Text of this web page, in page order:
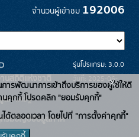
จำนวนผู้เข้าชม 192006
นสถิติแห่งชาติ
ลภาครัฐ
รมบัญชีข้อมูลภาค
รุ่นโปรแกรม: 3.0.0
วันที่: 2025-06-
26
การพัฒนาการเข้าถึงบริการของผู้ใช้ให้ดี
นคุกกี้ โปรดคลิก "ยอมรับคุกกี้"
ตลอดเวลา โดยไปที่ "การตั้งค่าคุกกี้"
x